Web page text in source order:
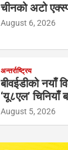
चीनको अटो
August 6, 2026
अन्तर्राष्ट्रिय
बीवईडीको नयाँ
‘यू८एल’ चिनियाँ
August 5, 2026